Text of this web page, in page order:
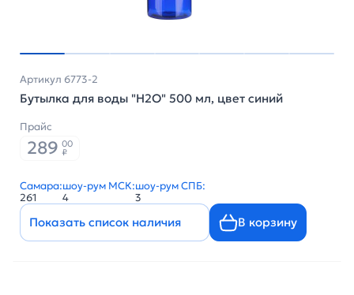
Артикул 6773-2
Бутылка для воды "H2O" 500 мл, цвет синий
Прайс
289 00
₽
Самара:
261
шоу-рум МСК:
4
шоу-рум СПБ:
3
Показать список наличия В корзину